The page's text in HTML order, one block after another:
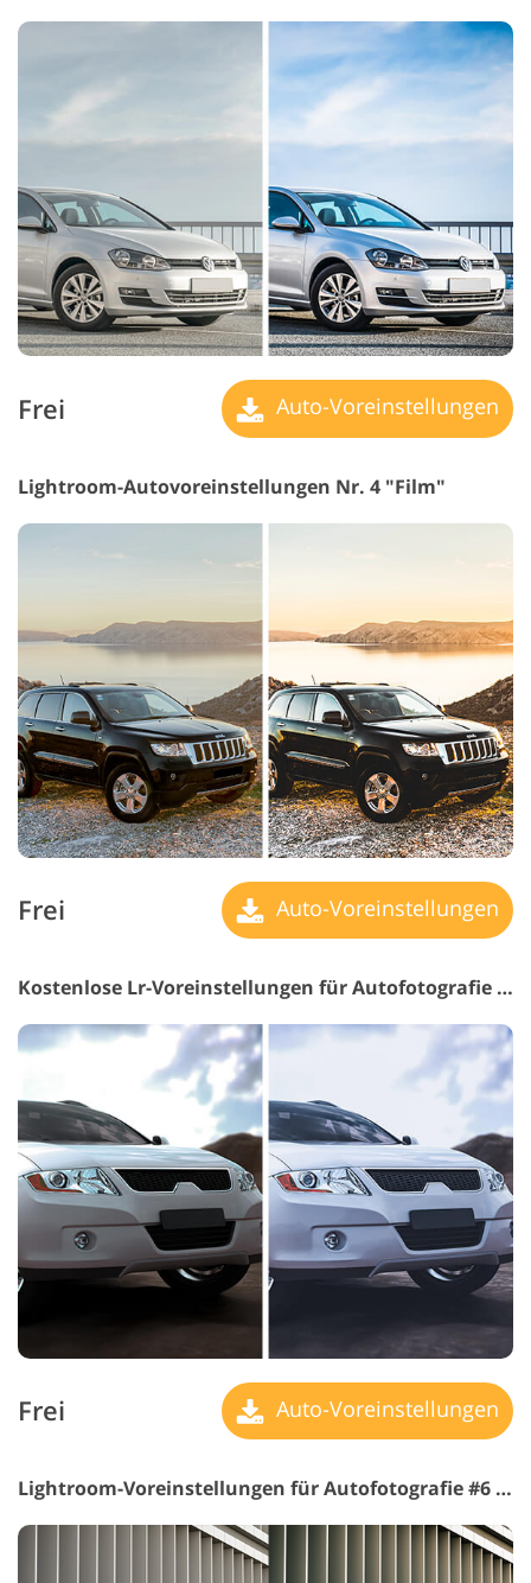
Frei Auto-Voreinstellungen
Lightroom-Autovoreinstellungen Nr. 4 "Film"
Frei Auto-Voreinstellungen
Kostenlose Lr-Voreinstellungen für Autofotografie #5 "Matte"
Frei Auto-Voreinstellungen
Lightroom-Voreinstellungen für Autofotografie #6 "Warm Colors"